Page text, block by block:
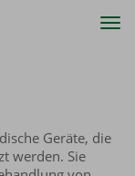
Geräte, die
werden. Sie